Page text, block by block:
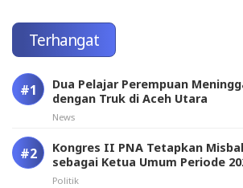
Terhangat
Dua Pelajar Perempuan
dengan Truk di Aceh Utara
News
Kongres II PNA Tetapkan
sebagai Ketua Umum Periode
Politik